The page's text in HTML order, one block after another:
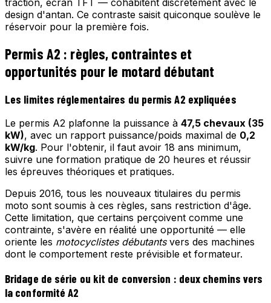
design d'antan. Ce contraste saisit quiconque soulève le
réservoir pour la première fois.
Permis A2 : règles, contraintes et
opportunités pour le motard débutant
Les limites réglementaires du permis A2 expliquées
Le permis A2 plafonne la puissance à 47,5 chevaux (35
kW), avec un rapport puissance/poids maximal de 0,2
kW/kg. Pour l'obtenir, il faut avoir 18 ans minimum,
suivre une formation pratique de 20 heures et réussir
les épreuves théoriques et pratiques.
Depuis 2016, tous les nouveaux titulaires du permis
moto sont soumis à ces règles, sans restriction d'âge.
Cette limitation, que certains perçoivent comme une
contrainte, s'avère en réalité une opportunité — elle
oriente les motocyclistes débutantsvers des machines
dont le comportement reste prévisible et formateur.
Bridage de série ou kit de conversion : deux chemins vers
la conformité A2